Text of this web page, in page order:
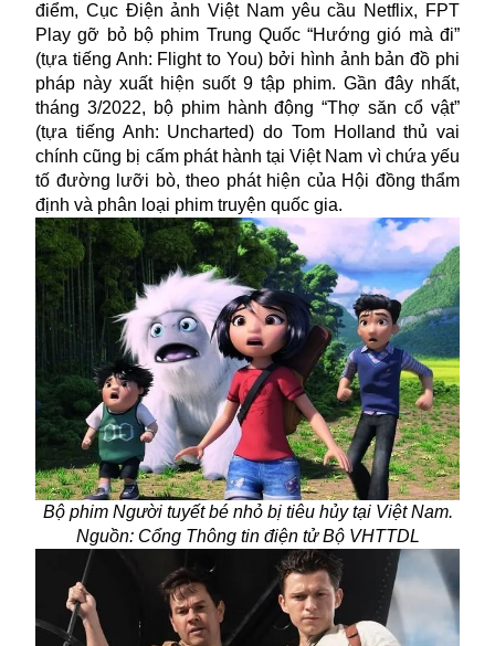
điểm, Cục Điện ảnh Việt Nam yêu cầu Netflix, FPT
Play gỡ bỏ bộ phim Trung Quốc “Hướng gió mà đi”
(tựa tiếng Anh: Flight to You) bởi hình ảnh bản đồ phi
pháp này xuất hiện suốt 9 tập phim. Gần đây nhất,
tháng 3/2022, bộ phim hành động “Thợ săn cổ vật”
(tựa tiếng Anh: Uncharted) do Tom Holland thủ vai
chính cũng bị cấm phát hành tại Việt Nam vì chứa yếu
tố đường lưỡi bò, theo phát hiện của Hội đồng thẩm
định và phân loại phim truyện quốc gia.
Bộ phim Người tuyết bé nhỏ bị tiêu hủy tại Việt Nam.
Nguồn: Cổng Thông tin điện tử Bộ VHTTDL